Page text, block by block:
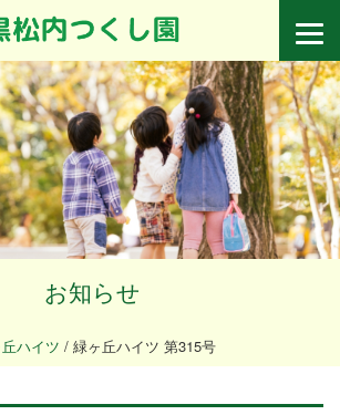
お知らせ
ハイツ / 緑ヶ丘ハイツ 第315号